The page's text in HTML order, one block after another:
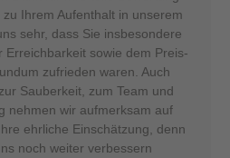
Ihrem Aufenthalt in unserem
sehr, dass Sie insbesondere
Erreichbarkeit sowie dem Preis-
zufrieden waren. Auch
Sauberkeit, zum Team und
nehmen wir aufmerksam auf
ehrliche Einschätzung, denn
noch weiter verbessern